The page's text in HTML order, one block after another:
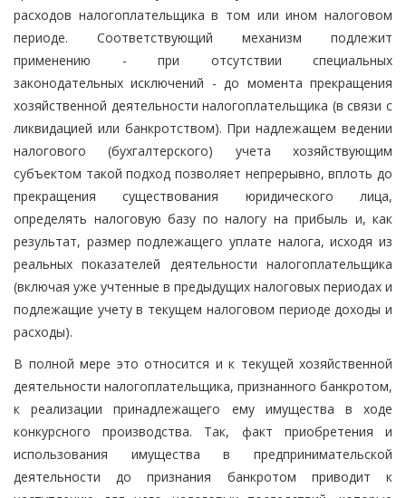
расходов налогоплательщика в том или ином налоговом
периоде. Соответствующий механизм подлежит
применению - при отсутствии специальных
законодательных исключений - до момента прекращения
хозяйственной деятельности налогоплательщика (в связи с
ликвидацией или банкротством). При надлежащем ведении
налогового (бухгалтерского) учета хозяйствующим
субъектом такой подход позволяет непрерывно, вплоть до
прекращения существования юридического лица,
определять налоговую базу по налогу на прибыль и, как
результат, размер подлежащего уплате налога, исходя из
реальных показателей деятельности налогоплательщика
(включая уже учтенные в предыдущих налоговых периодах и
подлежащие учету в текущем налоговом периоде доходы и
расходы).
В полной мере это относится и к текущей хозяйственной
деятельности налогоплательщика, признанного банкротом,
к реализации принадлежащего ему имущества в ходе
конкурсного производства. Так, факт приобретения и
использования имущества в предпринимательской
деятельности до признания банкротом приводит к